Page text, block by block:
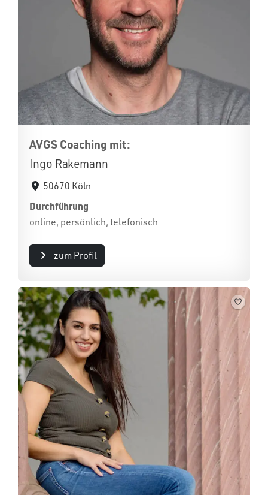
AVGS Coaching mit:
Ingo Rakemann
50670 Köln
Durchführung
online, persönlich, telefonisch
zum Profil